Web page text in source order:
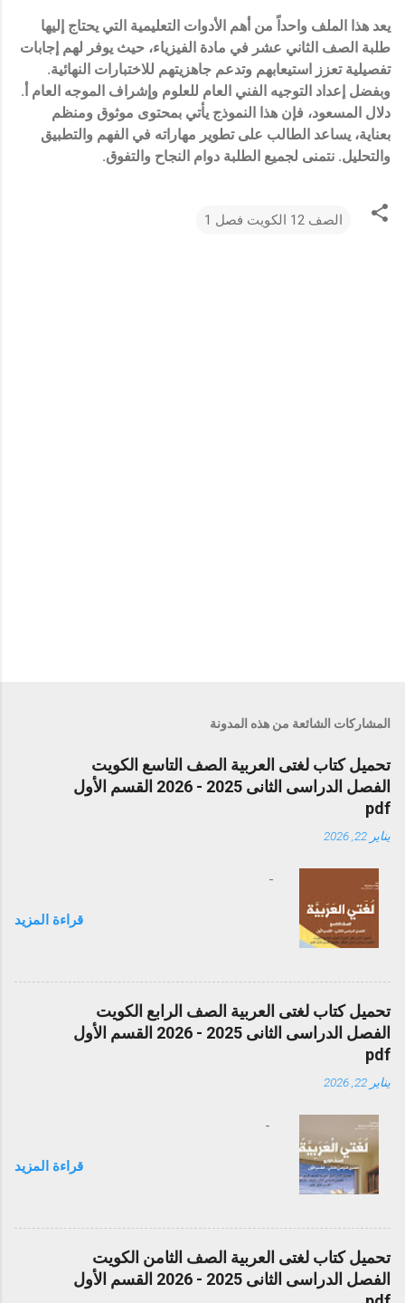
يعد هذا الملف واحداً من أهم الأدوات التعليمية التي يحتاج إليها
طلبة الصف الثاني عشر في مادة الفيزياء، حيث يوفر لهم إجابات
تفصيلية تعزز استيعابهم وتدعم جاهزيتهم للاختبارات النهائية.
وبفضل إعداد التوجيه الفني العام للعلوم وإشراف الموجه العام أ.
دلال المسعود، فإن هذا النموذج يأتي بمحتوى موثوق ومنظم
بعناية، يساعد الطالب على تطوير مهاراته في الفهم والتطبيق
والتحليل. نتمنى لجميع الطلبة دوام النجاح والتفوق.
الصف 12 الكويت فصل 1
المشاركات الشائعة من هذه المدونة
تحميل كتاب لغتى العربية الصف التاسع الكويت
الفصل الدراسى الثانى 2025 - 2026 القسم الأول
pdf
يناير 22, 2026
-
قراءة المزيد
تحميل كتاب لغتى العربية الصف الرابع الكويت
الفصل الدراسى الثانى 2025 - 2026 القسم الأول
pdf
يناير 22, 2026
-
قراءة المزيد
تحميل كتاب لغتى العربية الصف الثامن الكويت
الفصل الدراسى الثانى 2025 - 2026 القسم الأول